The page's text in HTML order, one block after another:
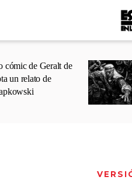
cómic de Geralt de
un relato de